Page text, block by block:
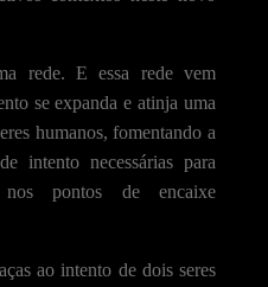
rede. E essa rede vem
se expanda e atinja uma
humanos, fomentando a
intento necessárias para
nos pontos de encaixe
ao intento de dois seres